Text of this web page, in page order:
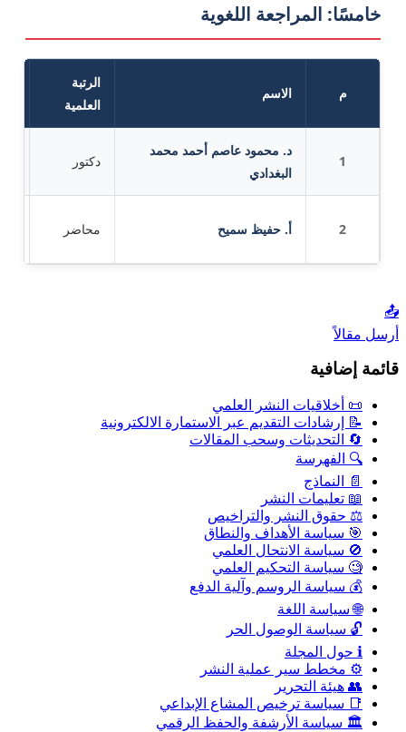
خامسًا: المراجعة اللغوية
م الاسم
الرتبة
العلمية
1
د. محمود عاصم أحمد محمد
البغدادي
دكتور
2 أ. حفيظ سميح محاضر
📤
أرسل مقالاً
قائمة إضافية
📜 أخلاقيات النشر العلمي
📝 إرشادات التقديم عبر الاستمارة الالكترونية
🔄 التحديثات وسحب المقالات
🔍 الفهرسة
📄 النماذج
📖 تعليمات النشر
⚖️ حقوق النشر والتراخيص
🎯 سياسة الأهداف والنطاق
🚫 سياسة الانتحال العلمي
🧐 سياسة التحكيم العلمي
💰 سياسة الروسم وآلية الدفع
🌐 سياسة اللغة
🔓 سياسة الوصول الحر
ℹ️ حول المجلة
⚙️ مخطط سير عملية النشر
👥 هيئة التحرير
📑 سياسة ترخيص المشاع الإبداعي
🏛️ سياسة الأرشفة والحفظ الرقمي